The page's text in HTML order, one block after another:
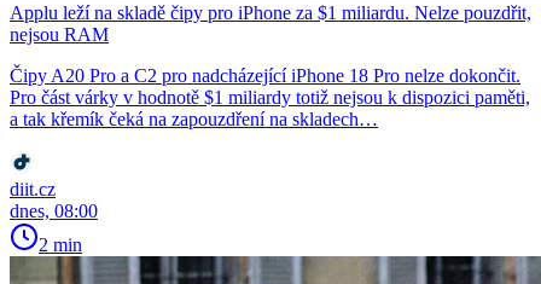
Applu leží na skladě čipy pro iPhone za $1 miliardu. Nelze pouzdřit,
nejsou RAM
Čipy A20 Pro a C2 pro nadcházející iPhone 18 Pro nelze dokončit.
Pro část várky v hodnotě $1 miliardy totiž nejsou k dispozici paměti,
a tak křemík čeká na zapouzdření na skladech…
diit.cz
dnes, 08:00
2 min